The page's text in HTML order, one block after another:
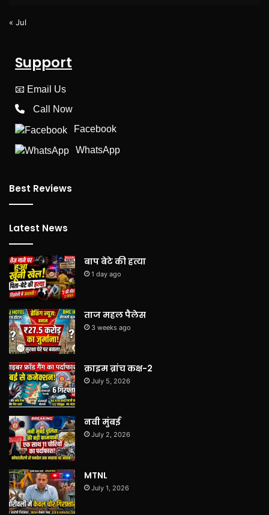
« Jul
Support
📧 Email Us
Call Now
Facebook
WhatsApp
Best Reviews
Latest News
बाप बेटे की हत्या
1 day ago
ताज महल पैलेस
3 weeks ago
क्राइम ब्रांच कक्ष-2
July 5, 2026
नवी मुंबई
July 2, 2026
MTNL
July 1, 2026